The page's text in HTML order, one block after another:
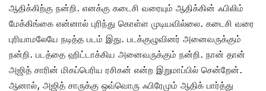
ஆதிக்கிற்கு நன்றி. எனக்கு கடைசி வரையும் ஆதிக்கின் ஃபிலிம்
மேக்கிங்கை என்னால் புரிந்து கொள்ள முடியவில்லை. கடைசி வரை
புரியாமலேயே நடித்த படம் இது. படக்குழுவினர் அனைவருக்கும்
நன்றி. படத்தை ஹிட்டாக்கிய அனைவருக்கும் நன்றி. நான் தான்
அஜித் சாரின் மிகப்பெரிய ரசிகன் என்ற இறுமாப்பில் சென்றேன்.
ஆனால், அஜித் சாருக்கு ஒவ்வொரு ஃபிரேமும் ஆதிக் பார்த்து